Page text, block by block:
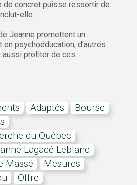
de concret puisse ressortir de
elle.
Jeanne promettent un
psychoéducation, d’autres
aussi profiter de ces
adaptés
Bourse
du Québec
Lagacé Leblanc
Massé
mesures
offre